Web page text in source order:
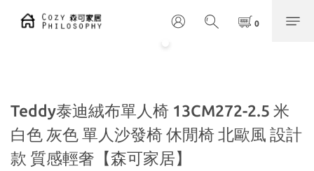
Teddy泰迪絨布單人椅 13CM272-2.5 米
白色 灰色 單人沙發椅 休閒椅 北歐風 設計
款 質感輕奢【森可家居】